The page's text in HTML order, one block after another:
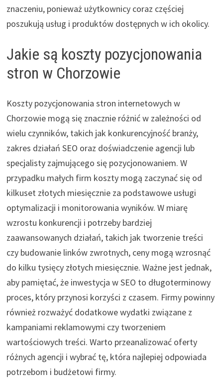
znaczeniu, ponieważ użytkownicy coraz częściej
poszukują usług i produktów dostępnych w ich okolicy.
Jakie są koszty pozycjonowania
stron w Chorzowie
Koszty pozycjonowania stron internetowych w
Chorzowie mogą się znacznie różnić w zależności od
wielu czynników, takich jak konkurencyjność branży,
zakres działań SEO oraz doświadczenie agencji lub
specjalisty zajmującego się pozycjonowaniem. W
przypadku małych firm koszty mogą zaczynać się od
kilkuset złotych miesięcznie za podstawowe usługi
optymalizacji i monitorowania wyników. W miarę
wzrostu konkurencji i potrzeby bardziej
zaawansowanych działań, takich jak tworzenie treści
czy budowanie linków zwrotnych, ceny mogą wzrosnąć
do kilku tysięcy złotych miesięcznie. Ważne jest jednak,
aby pamiętać, że inwestycja w SEO to długoterminowy
proces, który przynosi korzyści z czasem. Firmy powinny
również rozważyć dodatkowe wydatki związane z
kampaniami reklamowymi czy tworzeniem
wartościowych treści. Warto przeanalizować oferty
różnych agencji i wybrać tę, która najlepiej odpowiada
potrzebom i budżetowi firmy.